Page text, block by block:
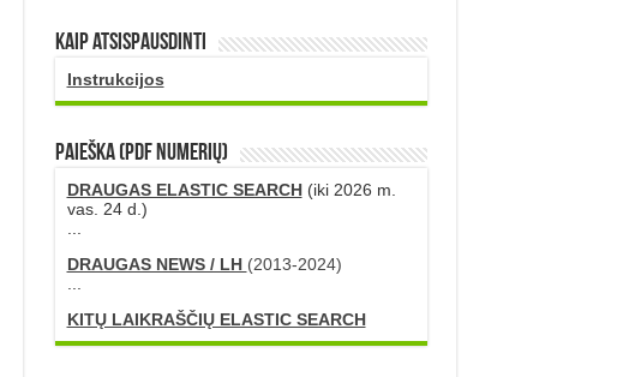
Kaip atsispausdinti
Instrukcijos
PAIEŠKA (PDF numerių)
DRAUGAS ELASTIC SEARCH(iki 2026 m.
vas. 24 d.)
...
DRAUGAS NEWS / LH (2013-2024)
...
KITŲ LAIKRAŠČIŲ ELASTIC SEARCH